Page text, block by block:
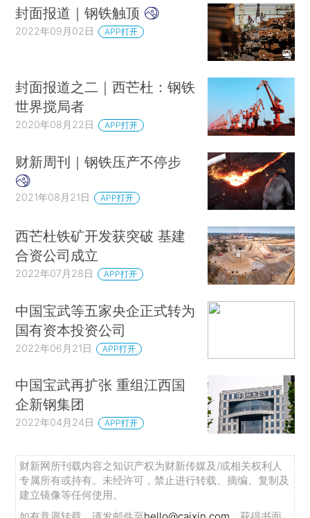
封面报道｜钢铁触顶
2022年09月02日 APP打开
封面报道之二｜西芒杜：钢铁
世界搅局者
2020年08月22日 APP打开
财新周刊｜钢铁压产不停步
2021年08月21日 APP打开
西芒杜铁矿开发获突破 基建
合资公司成立
2022年07月28日 APP打开
中国宝武等五家央企正式转为
国有资本投资公司
2022年06月21日 APP打开
中国宝武再扩张 重组江西国
企新钢集团
2022年04月24日 APP打开
财新网所刊载内容之知识产权为财新传媒及/或相关权利人
专属所有或持有。未经许可，禁止进行转载、摘编、复制及
建立镜像等任何使用。